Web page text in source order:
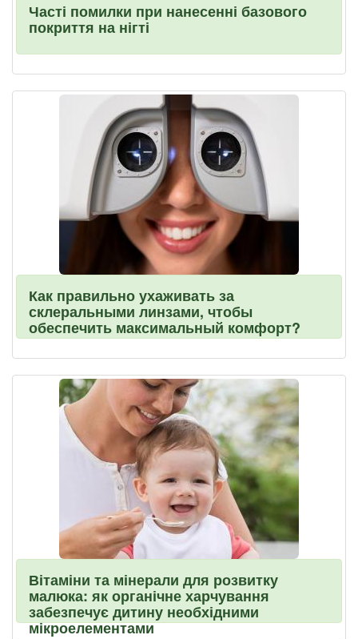
Часті помилки при нанесенні базового
покриття на нігті
Как правильно ухаживать за
склеральными линзами, чтобы
обеспечить максимальный комфорт?
Вітаміни та мінерали для розвитку
малюка: як органічне харчування
забезпечує дитину необхідними
мікроелементами